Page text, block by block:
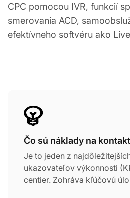
CPC pomocou IVR, funkcií
smerovania ACD,
efektívneho softvéru ako
Čo sú náklady na
Je to jeden z
ukazovateľov výkonnosti
centier. Zohráva kľúčovú